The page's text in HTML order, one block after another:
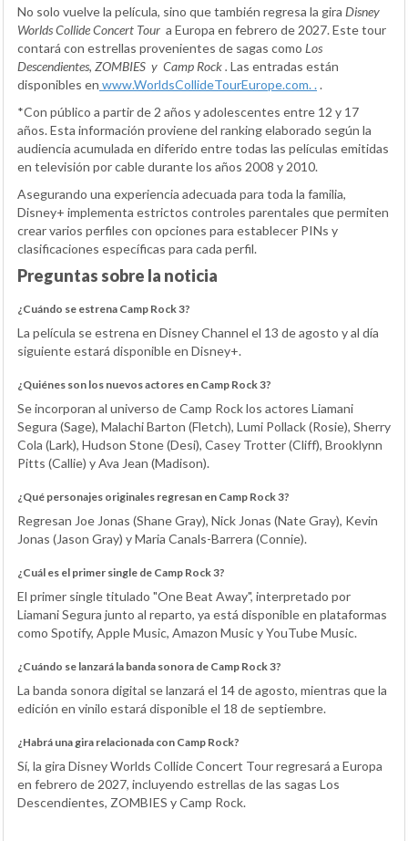
No solo vuelve la película, sino que también regresa la gira Disney
Worlds Collide Concert Tour a Europa en febrero de 2027. Este tour
contará con estrellas provenientes de sagas como Los
Descendientes, ZOMBIES y Camp Rock. Las entradas están
disponibles en www.WorldsCollideTourEurope.com...
*Con público a partir de 2 años y adolescentes entre 12 y 17
años. Esta información proviene del ranking elaborado según la
audiencia acumulada en diferido entre todas las películas emitidas
en televisión por cable durante los años 2008 y 2010.
Asegurando una experiencia adecuada para toda la familia,
Disney+ implementa estrictos controles parentales que permiten
crear varios perfiles con opciones para establecer PINs y
clasificaciones específicas para cada perfil.
Preguntas sobre la noticia
¿Cuándo se estrena Camp Rock 3?
La película se estrena en Disney Channel el 13 de agosto y al día
siguiente estará disponible en Disney+.
¿Quiénes son los nuevos actores en Camp Rock 3?
Se incorporan al universo de Camp Rock los actores Liamani
Segura (Sage), Malachi Barton (Fletch), Lumi Pollack (Rosie), Sherry
Cola (Lark), Hudson Stone (Desi), Casey Trotter (Cliff), Brooklynn
Pitts (Callie) y Ava Jean (Madison).
¿Qué personajes originales regresan en Camp Rock 3?
Regresan Joe Jonas (Shane Gray), Nick Jonas (Nate Gray), Kevin
Jonas (Jason Gray) y Maria Canals-Barrera (Connie).
¿Cuál es el primer single de Camp Rock 3?
El primer single titulado "One Beat Away", interpretado por
Liamani Segura junto al reparto, ya está disponible en plataformas
como Spotify, Apple Music, Amazon Music y YouTube Music.
¿Cuándo se lanzará la banda sonora de Camp Rock 3?
La banda sonora digital se lanzará el 14 de agosto, mientras que la
edición en vinilo estará disponible el 18 de septiembre.
¿Habrá una gira relacionada con Camp Rock?
Sí, la gira Disney Worlds Collide Concert Tour regresará a Europa
en febrero de 2027, incluyendo estrellas de las sagas Los
Descendientes, ZOMBIES y Camp Rock.